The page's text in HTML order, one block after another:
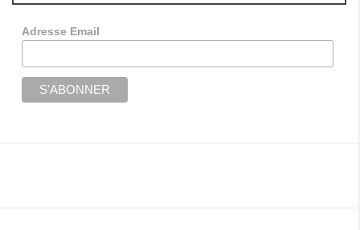
Adresse Email